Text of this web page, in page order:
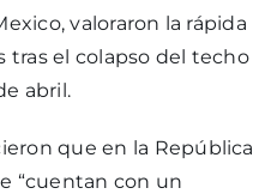
valoraron la rápida
tras el colapso del techo
abril.
que en la República
“cuentan con un